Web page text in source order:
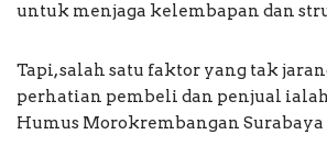
untuk menjaga kelembapan dan
Tapi, salah satu faktor yang tak
perhatian pembeli dan penjual
Humus Morokrembangan